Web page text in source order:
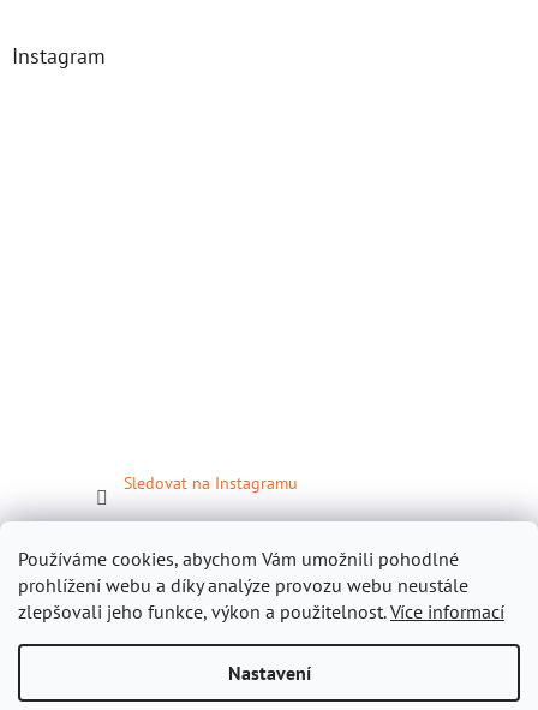
Používáme cookies, abychom Vám umožnili pohodlné
prohlížení webu a díky analýze provozu webu neustále
zlepšovali jeho funkce, výkon a použitelnost.Více informací
Nastavení
Instagram
Sledovat na Instagramu
Facebook
Vytvořil Shoptet